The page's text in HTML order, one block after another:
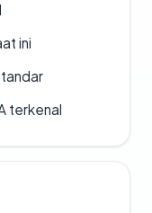
ini
terkenal